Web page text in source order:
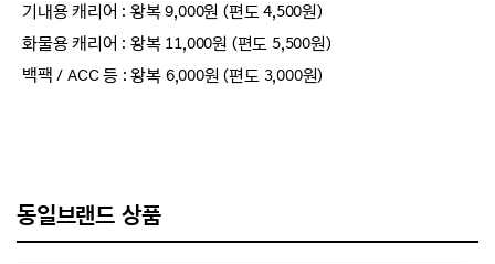
기내용 캐리어 : 왕복 9,000원 (편도 4,500원)
화물용 캐리어 : 왕복 11,000원 (편도 5,500원)
백팩 / ACC 등 : 왕복 6,000원 (편도 3,000원)
동일브랜드 상품